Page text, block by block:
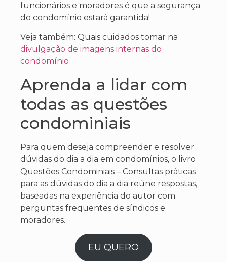
funcionários e moradores é que a segurança
do condomínio estará garantida!
Veja também: Quais cuidados tomar na
divulgação de imagens internas do
condomínio
Aprenda a lidar com
todas as questões
condominiais
Para quem deseja compreender e resolver
dúvidas do dia a dia em condomínios, o livro
Questões Condominiais – Consultas práticas
para as dúvidas do dia a dia reúne respostas,
baseadas na experiência do autor com
perguntas frequentes de síndicos e
moradores.
EU QUERO